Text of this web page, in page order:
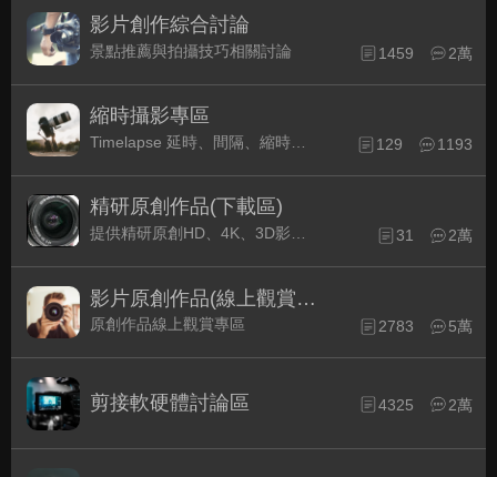
影片創作綜合討論
景點推薦與拍攝技巧相關討論 1459 2萬
縮時攝影專區
129 1193
精研原創作品(下載區)
提供精研原創HD、4K、3D影片作品下載專區 31 2萬
影片原創作品(線上觀賞區)
原創作品線上觀賞專區 2783 5萬
剪接軟硬體討論區 4325 2萬